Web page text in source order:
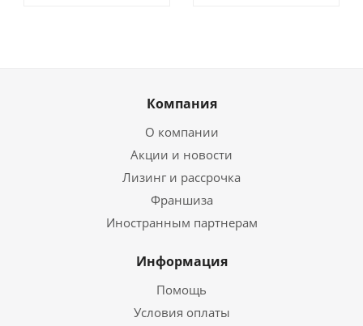
Компания
О компании
Акции и новости
Лизинг и рассрочка
Франшиза
Иностранным партнерам
Информация
Помощь
Условия оплаты